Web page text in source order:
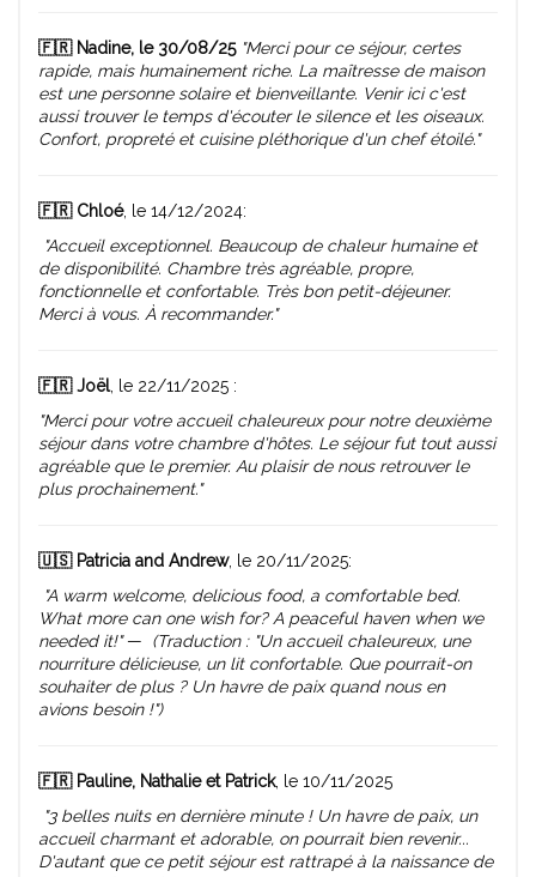
🇫🇷 Nadine, le 30/08/25 "Merci pour ce séjour, certes
rapide, mais humainement riche. La maîtresse de maison
est une personne solaire et bienveillante. Venir ici c'est
aussi trouver le temps d'écouter le silence et les oiseaux.
Confort, propreté et cuisine pléthorique d'un chef étoilé."
🇫🇷 Chloé, le 14/12/2024:
"Accueil exceptionnel. Beaucoup de chaleur humaine et
de disponibilité. Chambre très agréable, propre,
fonctionnelle et confortable. Très bon petit-déjeuner.
Merci à vous. À recommander."
🇫🇷 Joël, le 22/11/2025 :
"Merci pour votre accueil chaleureux pour notre deuxième
séjour dans votre chambre d'hôtes. Le séjour fut tout aussi
agréable que le premier. Au plaisir de nous retrouver le
plus prochainement."
🇺🇸 Patricia and Andrew, le 20/11/2025:
"A warm welcome, delicious food, a comfortable bed.
What more can one wish for? A peaceful haven when we
needed it!"— (Traduction : "Un accueil chaleureux, une
nourriture délicieuse, un lit confortable. Que pourrait-on
souhaiter de plus ? Un havre de paix quand nous en
avions besoin !")
🇫🇷 Pauline, Nathalie et Patrick, le 10/11/2025
"3 belles nuits en dernière minute ! Un havre de paix, un
accueil charmant et adorable, on pourrait bien revenir...
D'autant que ce petit séjour est rattrapé à la naissance de